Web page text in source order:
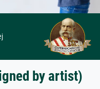
by artist)